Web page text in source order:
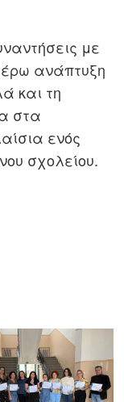
με
ανάπτυξη
και τη
στα
ενός
σχολείου.